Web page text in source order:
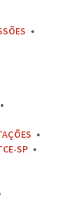
SP